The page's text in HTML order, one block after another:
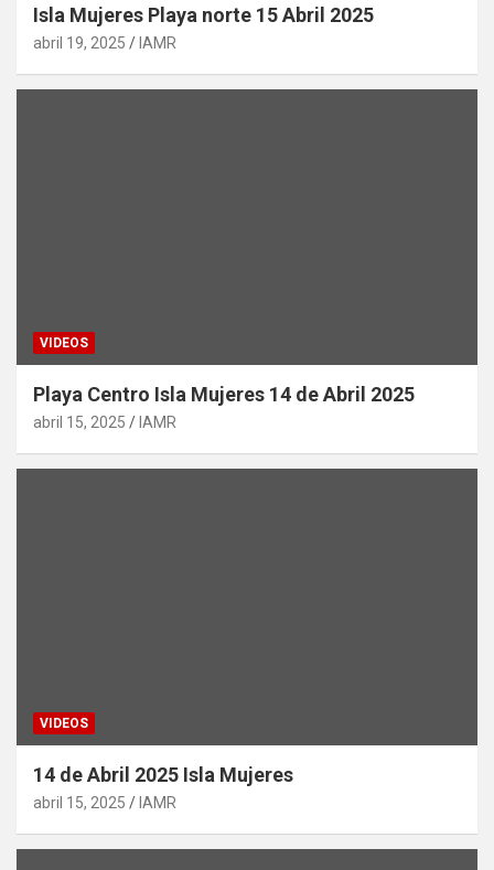
Isla Mujeres Playa norte 15 Abril 2025
abril 19, 2025 IAMR
VIDEOS
Playa Centro Isla Mujeres 14 de Abril 2025
abril 15, 2025 IAMR
VIDEOS
14 de Abril 2025 Isla Mujeres
abril 15, 2025 IAMR